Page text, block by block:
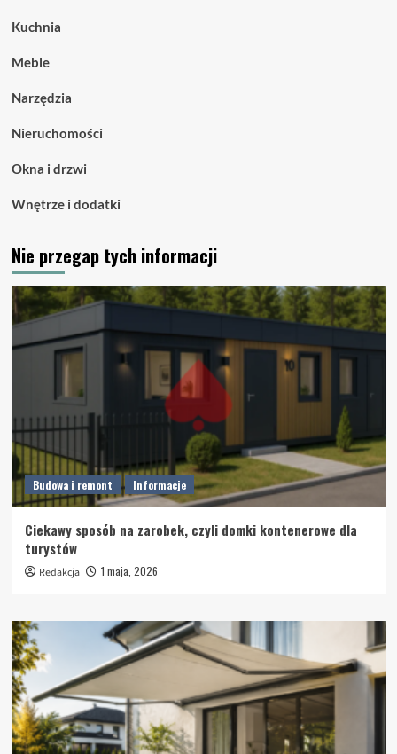
Kuchnia
Meble
Narzędzia
Nieruchomości
Okna i drzwi
Wnętrze i dodatki
Nie przegap tych informacji
Budowa i remont Informacje
Ciekawy sposób na zarobek, czyli domki kontenerowe dla
turystów
Redakcja 1 maja, 2026